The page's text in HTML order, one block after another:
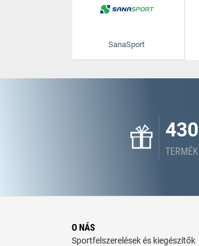
SanaSport
O NÁS
Sportfelszerelések és kiegészítők